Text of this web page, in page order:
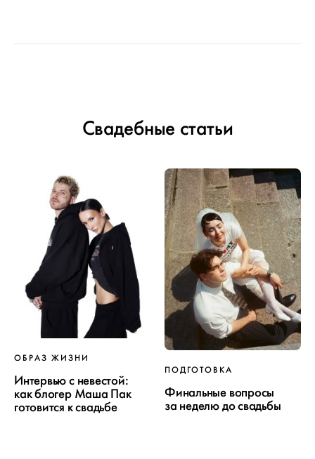
Свадебные статьи
ОБРАЗ ЖИЗНИ
Интервью с невестой:
как блогер Маша Пак
готовится к свадьбе
ПОДГОТОВКА
Финальные вопросы
за неделю до свадьбы